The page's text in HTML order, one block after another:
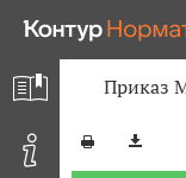
Приказ